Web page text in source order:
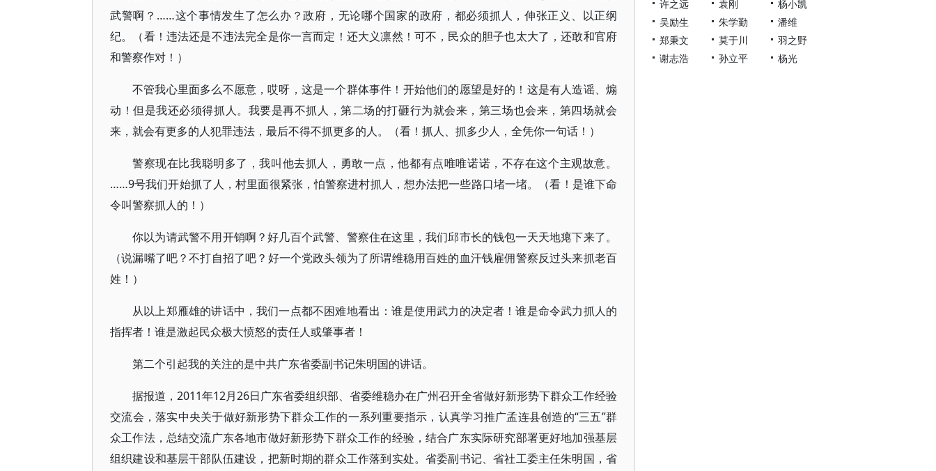
武警啊？……这个事情发生了怎么办？政府，无论哪个国家的政府，都必须抓人，伸张正义、以正纲
纪。（看！违法还是不违法完全是你一言而定！还大义凛然！可不，民众的胆子也太大了，还敢和官府
和警察作对！）
不管我心里面多么不愿意，哎呀，这是一个群体事件！开始他们的愿望是好的！这是有人造谣、煽
动！但是我还必须得抓人。我要是再不抓人，第二场的打砸行为就会来，第三场也会来，第四场就会
来，就会有更多的人犯罪违法，最后不得不抓更多的人。（看！抓人、抓多少人，全凭你一句话！）
警察现在比我聪明多了，我叫他去抓人，勇敢一点，他都有点唯唯诺诺，不存在这个主观故意。
……9号我们开始抓了人，村里面很紧张，怕警察进村抓人，想办法把一些路口堵一堵。（看！是谁下命
令叫警察抓人的！）
你以为请武警不用开销啊？好几百个武警、警察住在这里，我们邱市长的钱包一天天地瘪下来了。
（说漏嘴了吧？不打自招了吧？好一个党政头领为了所谓维稳用百姓的血汗钱雇佣警察反过头来抓老百
姓！）
从以上郑雁雄的讲话中，我们一点都不困难地看出：谁是使用武力的决定者！谁是命令武力抓人的
指挥者！谁是激起民众极大愤怒的责任人或肇事者！
第二个引起我的关注的是中共广东省委副书记朱明国的讲话。
据报道，2011年12月26日广东省委组织部、省委维稳办在广州召开全省做好新形势下群众工作经验
交流会，落实中央关于做好新形势下群众工作的一系列重要指示，认真学习推广孟连县创造的“三五”群
众工作法，总结交流广东各地市做好新形势下群众工作的经验，结合广东实际研究部署更好地加强基层
组织建设和基层干部队伍建设，把新时期的群众工作落到实处。省委副书记、省社工委主任朱明国，省
许之远
袁刚
杨小凯
吴励生
朱学勤
潘维
郑秉文
莫于川
羽之野
谢志浩
孙立平 杨光